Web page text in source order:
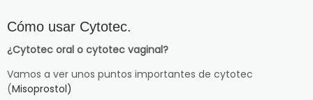
Cómo usar Cytotec.
¿Cytotec oral o cytotec vaginal?
Vamos a ver unos puntos importantes de cytotec
(Misoprostol)